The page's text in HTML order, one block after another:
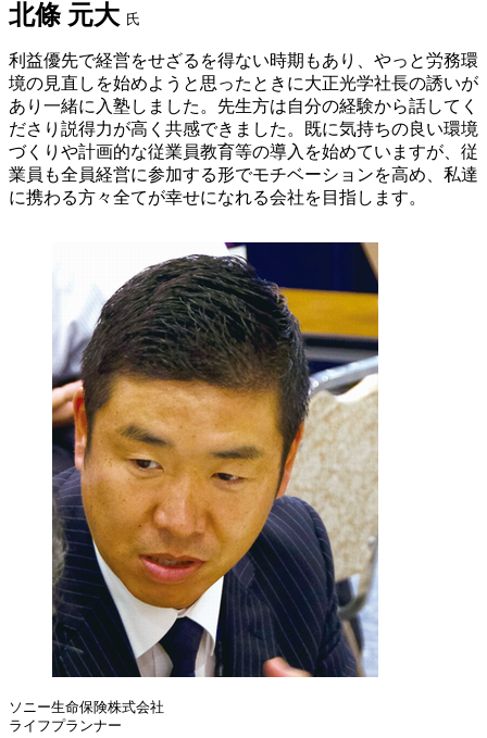
北條 元大 氏
利益優先で経営をせざるを得ない時期もあり、やっと労務環
境の見直しを始めようと思ったときに大正光学社長の誘いが
あり一緒に入塾しました。先生方は自分の経験から話してく
ださり説得力が高く共感できました。既に気持ちの良い環境
づくりや計画的な従業員教育等の導入を始めていますが、従
業員も全員経営に参加する形でモチベーションを高め、私達
に携わる方々全てが幸せになれる会社を目指します。
ソニー生命保険株式会社
ライフプランナー